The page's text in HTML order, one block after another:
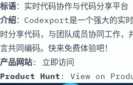
标语：实时代码协作与代码分享平台
介绍：Codexport是一个强大的实
时分享代码，与团队成员协同工作
言共同编码。快来免费体验吧！
产品网站: 立即访问
Product Hunt : View on